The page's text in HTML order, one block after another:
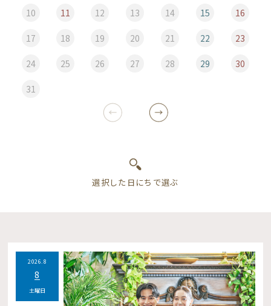
10 11 12 13 14 15 16
17 18 19 20 21 22 23
24 25 26 27 28 29 30
31
2026.8
8
土曜日